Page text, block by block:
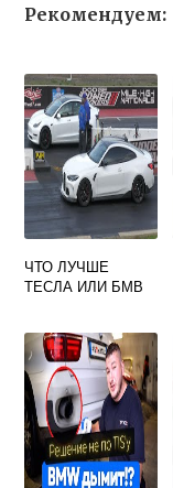
Рекомендуем:
ЧТО ЛУЧШЕ
ТЕСЛА ИЛИ БМВ